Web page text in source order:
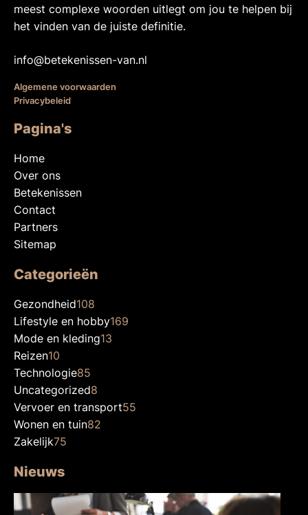
meest complexe woorden uitlegt om jou te helpen bij
het vinden van de juiste definitie.
info@betekenissen-van.nl
Algemene voorwaarden
Privacybeleid
Pagina's
Home
Over ons
Betekenissen
Contact
Partners
Sitemap
Categorieën
Gezondheid108
Lifestyle en hobby169
Mode en kleding13
Reizen10
Technologie85
Uncategorized8
Vervoer en transport55
Wonen en tuin82
Zakelijk75
Nieuws